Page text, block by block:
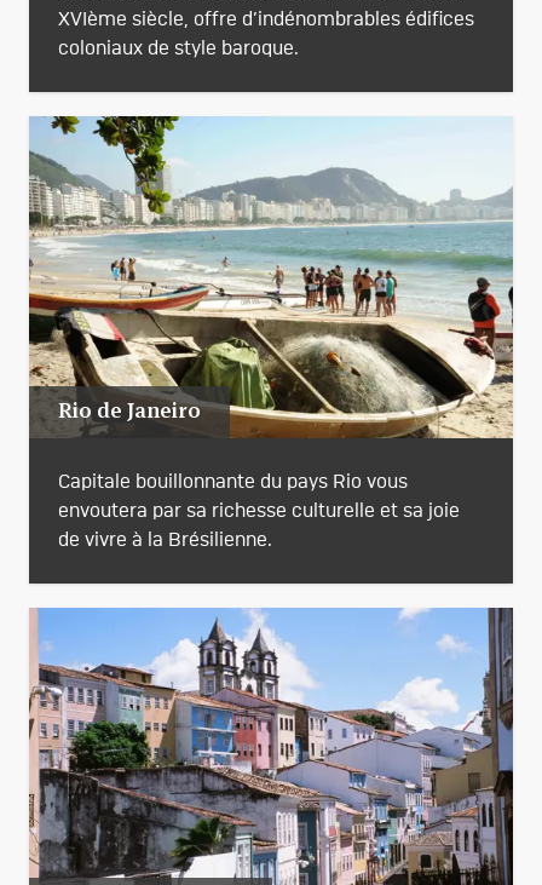
XVIème siècle, offre d’indénombrables édifices
coloniaux de style baroque.
Rio de Janeiro
Capitale bouillonnante du pays Rio vous
envoutera par sa richesse culturelle et sa joie
de vivre à la Brésilienne.